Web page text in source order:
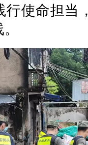
行使命担当